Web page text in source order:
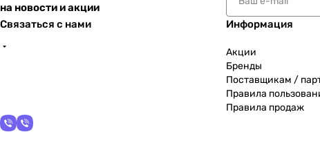
на новости и акции
Связаться с нами
Информация
Акции
Бренды
Поставщикам /
Правила
Правила продаж